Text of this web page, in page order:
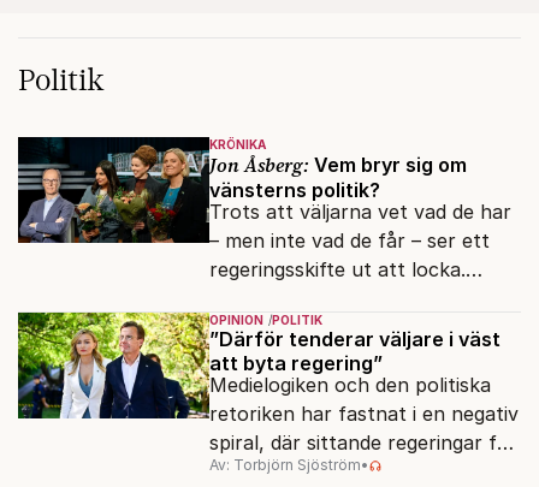
Politik
KRÖNIKA
Jon Åsberg: Vem bryr sig om
vänsterns politik?
Trots att väljarna vet vad de har
– men inte vad de får – ser ett
regeringsskifte ut att locka.
OPINION POLITIK
”Därför tenderar väljare i väst
att byta regering”
Medielogiken och den politiska
retoriken har fastnat i en negativ
spiral, där sittande regeringar får
klä skott för sådant som går
Av: Torbjörn Sjöström•